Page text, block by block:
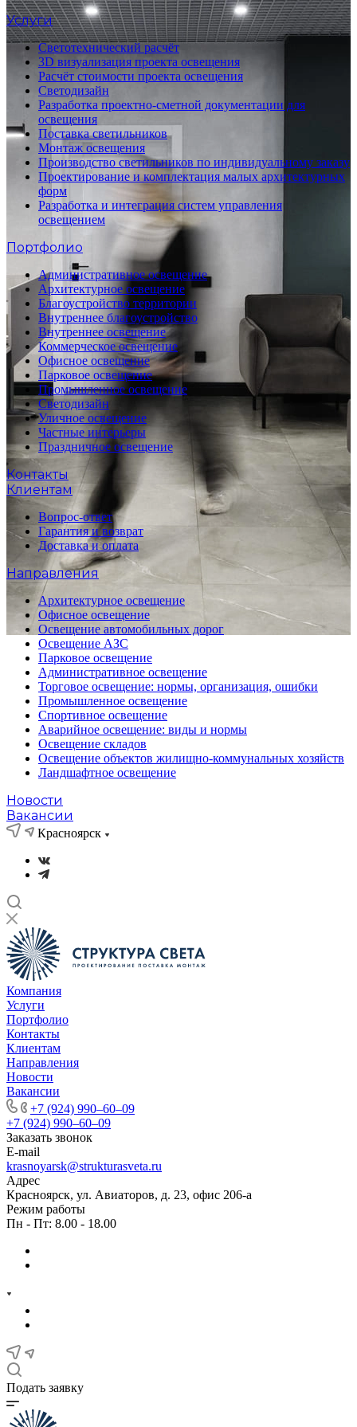
Услуги
Светотехнический расчёт
3D визуализация проекта освещения
Расчёт стоимости проекта освещения
Светодизайн
Разработка проектно-сметной документации для
освещения
Поставка светильников
Монтаж освещения
Производство светильников по индивидуальному заказу
Проектирование и комплектация малых архитектурных
форм
Разработка и интеграция систем управления
освещением
Портфолио
Административное освещение
Архитектурное освещение
Благоустройство территории
Внутреннее благоустройство
Внутреннее освещение
Коммерческое освещение
Офисное освещение
Парковое освещение
Промышленное освещение
Светодизайн
Уличное освещение
Частные интерьеры
Праздничное освещение
Контакты
Клиентам
Вопрос-ответ
Гарантия и возврат
Доставка и оплата
Направления
Архитектурное освещение
Офисное освещение
Освещение автомобильных дорог
Освещение АЗС
Парковое освещение
Административное освещение
Торговое освещение: нормы, организация, ошибки
Промышленное освещение
Спортивное освещение
Аварийное освещение: виды и нормы
Освещение складов
Освещение объектов жилищно-коммунальных хозяйств
Ландшафтное освещение
Новости
Вакансии
Красноярск
Компания
Услуги
Портфолио
Контакты
Клиентам
Направления
Новости
Вакансии
+7 (924) 990‒60‒09
+7 (924) 990‒60‒09
Заказать звонок
E-mail
krasnoyarsk@strukturasveta.ru
Адрес
Красноярск, ул. Авиаторов, д. 23, офис 206-а
Режим работы
Пн - Пт: 8.00 - 18.00
Подать заявку